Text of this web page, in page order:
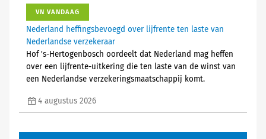
VN VANDAAG
Nederland heffingsbevoegd over lijfrente ten laste van
Nederlandse verzekeraar
Hof 's-Hertogenbosch oordeelt dat Nederland mag heffen
over een lijfrente-uitkering die ten laste van de winst van
een Nederlandse verzekeringsmaatschappij komt.
4 augustus 2026